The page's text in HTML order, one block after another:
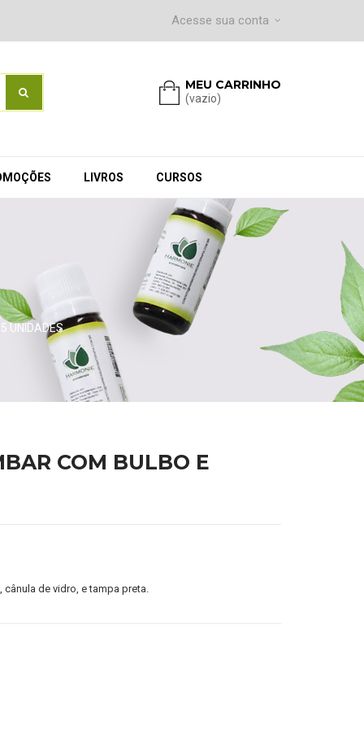
Acesse sua conta
MEU CARRINHO
(vazio)
LIVROS CURSOS
UNIDADES
COM BULBO E
de vidro, e tampa preta.